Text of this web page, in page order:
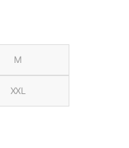
M
XXL